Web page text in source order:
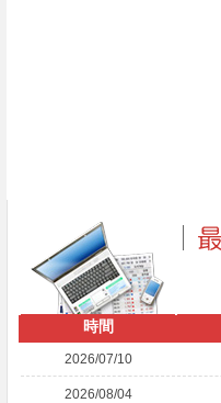
時間
2026/07/10
2026/08/04